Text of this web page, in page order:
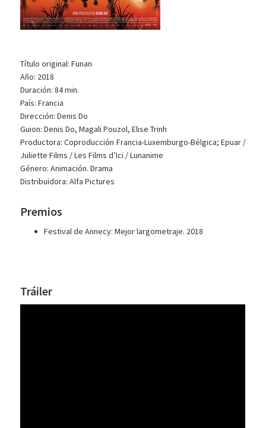
Título original: Funan
Año: 2018
Duración: 84 min.
País: Francia
Dirección: Denis Do
Guion: Denis Do, Magali Pouzol, Elise Trinh
Productora: Coproducción Francia-Luxemburgo-Bélgica; Epuar /
Juliette Films / Les Films d’Ici / Lunanime
Género: Animación. Drama
Distribuidora: Alfa Pictures
Premios
Festival de Annecy: Mejor largometraje. 2018
Tráiler